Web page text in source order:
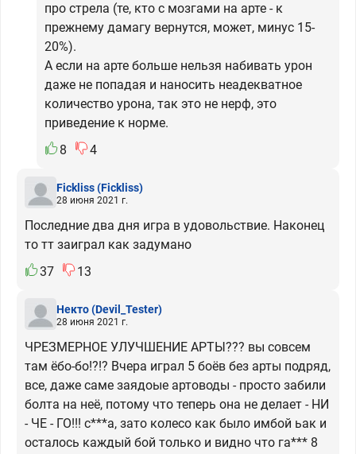
про стрела (те, кто с мозгами на арте - к
прежнему дамагу вернутся, может, минус 15-
20%).
А если на арте больше нельзя набивать урон
даже не попадая и наносить неадекватное
количество урона, так это не нерф, это
приведение к норме.
8
4
Fickliss(Fickliss)
28 июня 2021 г.
Последние два дня игра в удовольствие. Наконец
то тт заиграл как задумано
37
13
Некто(Devil_Tester)
28 июня 2021 г.
ЧРЕЗМЕРНОЕ УЛУЧШЕНИЕ АРТЫ??? вы совсем
там ёбо-бо!?!? Вчера играл 5 боёв без арты подряд,
все, даже саме заядоые артоводы - просто забили
болта на неё, потому что теперь она не делает - НИ
- ЧЕ - ГО!!! с***а, зато колесо как было имбой ьак и
осталось каждый бой только и видно что га*** 8